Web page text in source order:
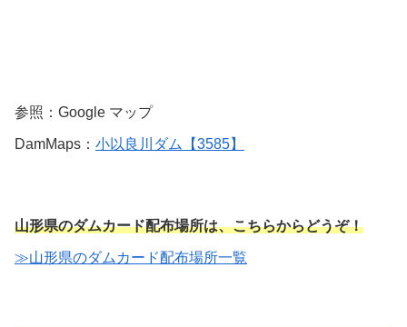
参照：Google マップ
DamMaps： 小以良川ダム【3585】
山形県のダムカード配布場所は、こちらからどうぞ！
≫山形県のダムカード配布場所一覧